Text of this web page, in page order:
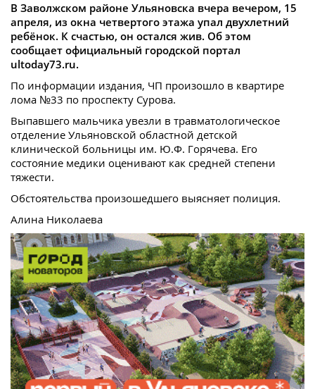
В Заволжском районе Ульяновска вчера вечером, 15
апреля, из окна четвертого этажа упал двухлетний
ребёнок. К счастью, он остался жив. Об этом
сообщает официальный городской портал
ultoday73.ru.
По информации издания, ЧП произошло в квартире
лома №33 по проспекту Сурова.
Выпавшего мальчика увезли в травматологическое
отделение Ульяновской областной детской
клинической больницы им. Ю.Ф. Горячева. Его
состояние медики оценивают как средней степени
тяжести.
Обстоятельства произошедшего выясняет полиция.
Алина Николаева